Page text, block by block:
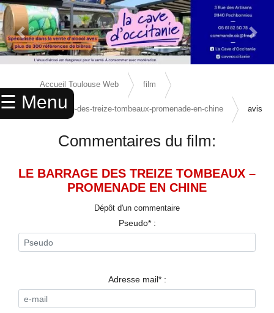
☰ Menu
× ACCUEIL
ANNUAIRE
CINEMA
MARIAGES
SPECTACLES
Previous Slide Next
Accueil Toulouse Web film
le-barrage-des-treize-tombeaux-promenade-en-chine avis
Commentaires du film:
LE BARRAGE DES TREIZE TOMBEAUX –
PROMENADE EN CHINE
Dépôt d'un commentaire
Pseudo* :
Adresse mail* :